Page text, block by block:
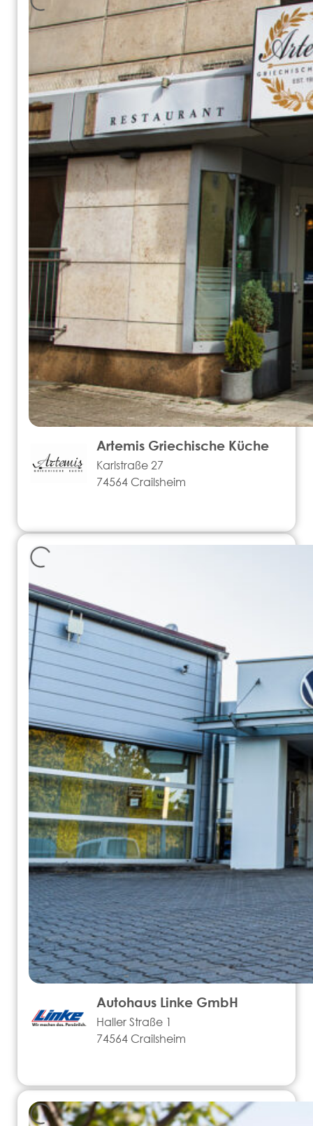
Artemis Griechische Küche
Karlstraße 27
74564 Crailsheim
Autohaus Linke GmbH
Haller Straße 1
74564 Crailsheim